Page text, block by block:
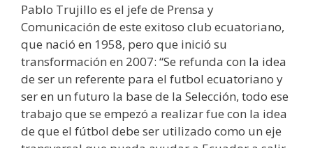
Pablo Trujillo es el jefe de Prensa y
Comunicación de este exitoso club ecuatoriano,
que nació en 1958, pero que inició su
transformación en 2007: “Se refunda con la idea
de ser un referente para el futbol ecuatoriano y
ser en un futuro la base de la Selección, todo ese
trabajo que se empezó a realizar fue con la idea
de que el fútbol debe ser utilizado como un eje